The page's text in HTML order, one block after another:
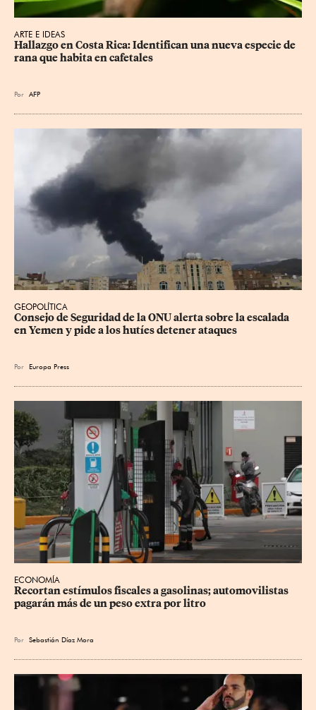
ARTE E IDEAS
Hallazgo en Costa Rica: Identifican una nueva especie de
rana que habita en cafetales
Por AFP
GEOPOLÍTICA
Consejo de Seguridad de la ONU alerta sobre la escalada
en Yemen y pide a los hutíes detener ataques
Por Europa Press
ECONOMÍA
Recortan estímulos fiscales a gasolinas; automovilistas
pagarán más de un peso extra por litro
Por Sebastián Díaz Mora